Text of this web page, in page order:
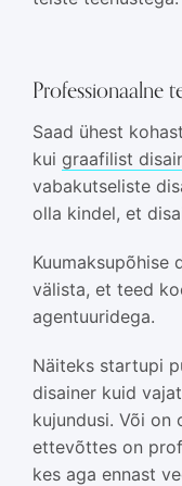
Professionaalne
Saad ühest
kui graafilist
vabakutseliste
olla kindel, et
Kuumaksupõhise
välista, et teed
agentuuridega.
Näiteks startupi
disainer kuid
kujundusi. Või on
ettevõttes on
kes aga ennast